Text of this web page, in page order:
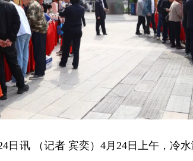
日讯 （记者 宾奕）4月24日上午，冷